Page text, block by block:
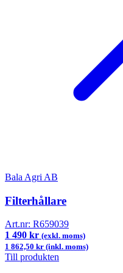
Bala Agri AB
Filterhållare
Art.nr: R659039
1 490 kr (exkl. moms)
1 862,50 kr (inkl. moms)
Till produkten